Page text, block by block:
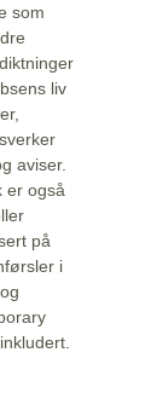
som
liv
aviser.
er også
på
i